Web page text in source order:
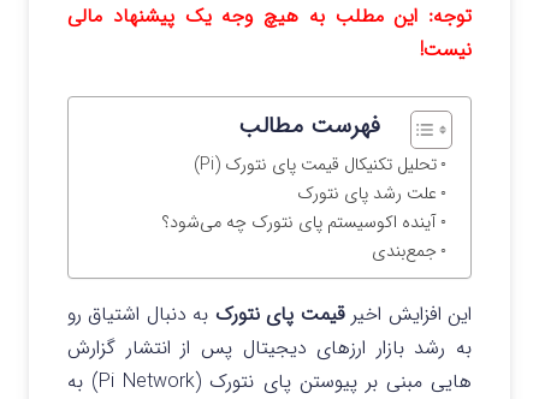
توجه: این مطلب به هیچ وجه یک پیشنهاد مالی
نیست!
فهرست مطالب
تحلیل تکنیکال قیمت پای نتورک (Pi)
علت رشد پای نتورک
آینده اکوسیستم پای نتورک چه می‌شود؟
جمع‌بندی
این افزایش اخیرقیمت پای نتورک به دنبال اشتیاق رو
به رشد بازار ارزهای دیجیتال پس از انتشار گزارش
هایی مبنی بر پیوستن پای نتورک (Pi Network) به